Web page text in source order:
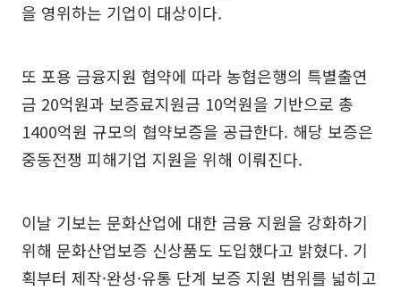
을 영위하는 기업이 대상이다.
또 포용 금융지원 협약에 따라 농협은행의 특별출연
금 20억원과 보증료지원금 10억원을 기반으로 총
1400억원 규모의 협약보증을 공급한다. 해당 보증은
중동전쟁 피해기업 지원을 위해 이뤄진다.
이날 기보는 문화산업에 대한 금융 지원을 강화하기
위해 문화산업보증 신상품도 도입했다고 밝혔다. 기
획부터 제작·완성·유통 단계 보증 지원 범위를 넓히고